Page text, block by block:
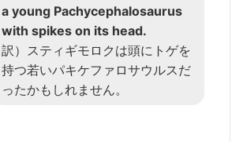
a young Pachycephalosaurus
with spikes on its head.
訳）スティギモロクは頭にトゲを
持つ若いパキケファロサウルスだ
ったかもしれません。